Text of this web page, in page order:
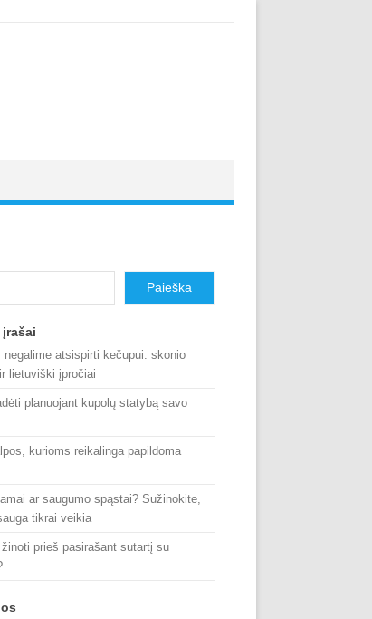
Paieška
negalime atsispirti kečupui: skonio
lietuviški įpročiai
planuojant kupolų statybą savo
kurioms reikalinga papildoma
ar saugumo spąstai? Sužinokite,
tikrai veikia
žinoti prieš pasirašant sutartį su